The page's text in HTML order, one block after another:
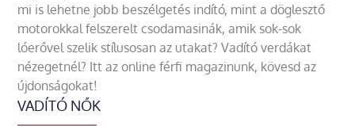
mi is lehetne jobb beszélgetés indító, mint a döglesztő
motorokkal felszerelt csodamasinák, amik sok-sok
lóerővel szelik stílusosan az utakat? Vadító verdákat
nézegetnél? Itt az online férfi magazinunk, kövesd az
újdonságokat!
VADÍTÓ NŐK